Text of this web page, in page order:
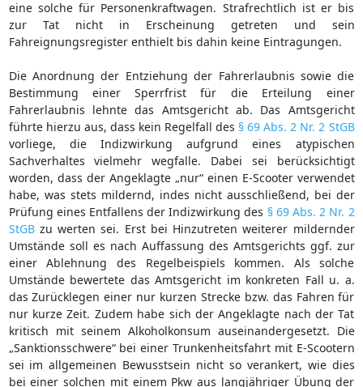
eine solche für Personenkraftwagen. Strafrechtlich ist er bis
zur Tat nicht in Erscheinung getreten und sein
Fahreignungsregister enthielt bis dahin keine Eintragungen.
Die Anordnung der Entziehung der Fahrerlaubnis sowie die
Bestimmung einer Sperrfrist für die Erteilung einer
Fahrerlaubnis lehnte das Amtsgericht ab. Das Amtsgericht
führte hierzu aus, dass kein Regelfall des § 69 Abs. 2 Nr. 2 StGB
vorliege, die Indizwirkung aufgrund eines atypischen
Sachverhaltes vielmehr wegfalle. Dabei sei berücksichtigt
worden, dass der Angeklagte „nur“ einen E-Scooter verwendet
habe, was stets mildernd, indes nicht ausschließend, bei der
Prüfung eines Entfallens der Indizwirkung des § 69 Abs. 2 Nr. 2
StGBzu werten sei. Erst bei Hinzutreten weiterer mildernder
Umstände soll es nach Auffassung des Amtsgerichts ggf. zur
einer Ablehnung des Regelbeispiels kommen. Als solche
Umstände bewertete das Amtsgericht im konkreten Fall u. a.
das Zurücklegen einer nur kurzen Strecke bzw. das Fahren für
nur kurze Zeit. Zudem habe sich der Angeklagte nach der Tat
kritisch mit seinem Alkoholkonsum auseinandergesetzt. Die
„Sanktionsschwere“ bei einer Trunkenheitsfahrt mit E-Scootern
sei im allgemeinen Bewusstsein nicht so verankert, wie dies
bei einer solchen mit einem Pkw aus langjähriger Übung der